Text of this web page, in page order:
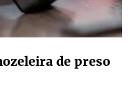
de preso